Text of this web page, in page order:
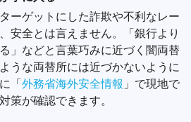
ーゲットにした詐欺や不利なレー
安全とは言えません。「銀行より
」などと言葉巧みに近づく闇両替
うな両替所には近づかないように
「外務省海外安全情報 」で現地で
策が確認できます。